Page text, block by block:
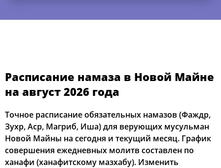
Расписание намаза в Новой Майне
на август 2026 года
Точное расписание обязательных намазов (Фаждр,
Зухр, Аср, Магриб, Иша) для верующих мусульман
Новой Майны на сегодня и текущий месяц. График
совершения ежедневных молитв составлен по
ханафи (ханафитскому мазхабу). Изменить